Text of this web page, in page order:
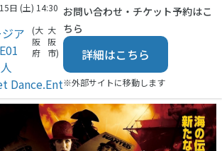
日 (土) 14:30
ア
(大
阪
府
大
阪
市)
Dance.Ent
お問い合わせ・チケット予約はこ
ちら
詳細はこちら
※外部サイトに移動します